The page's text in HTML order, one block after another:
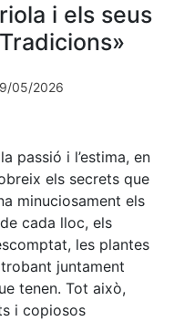
i els seus
05/2026
passió i l’estima, en
els secrets que
minuciosament els
cada lloc, els
les plantes
juntament
tenen. Tot això,
i copiosos